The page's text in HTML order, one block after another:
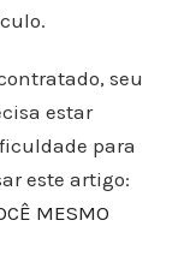
seu
estar
para
este artigo:
MESMO